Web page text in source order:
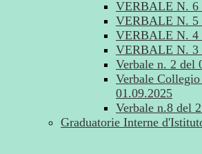
VERBALE N. 6
VERBALE N. 5
VERBALE N. 4
VERBALE N. 3
Verbale n. 2 del
Verbale
01.09.2025
Verbale n.8 del
Graduatorie Interne